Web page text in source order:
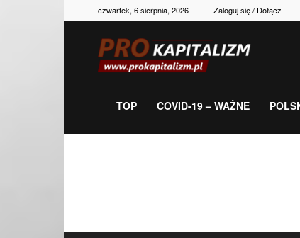
czwartek, 6 sierpnia, 2026 Zaloguj się / Dołącz
TOP COVID-19 – WAŻNE